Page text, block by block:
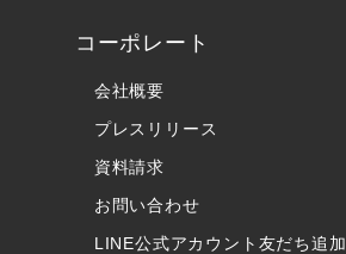
コーポレート
会社概要
プレスリリース
資料請求
お問い合わせ
LINE公式アカウント友だち追加